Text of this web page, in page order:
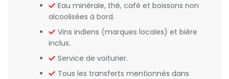
Eau minérale, thé, café et boissons non
alcoolisées à bord.
Vins indiens (marques locales) et bière
inclus.
Service de voiturier.
Tous les transferts mentionnés dans